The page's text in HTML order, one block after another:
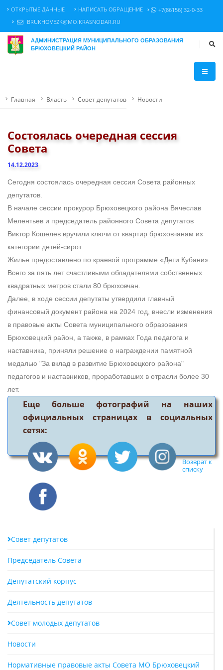
ОТКРЫТЫЕ ДАННЫЕ НАПИСАТЬ ОБРАЩЕНИЕ
+7(86156) 32-0-33
BRUKHOVEZK@MO.KRASNODAR.RU
АДМИНИСТРАЦИЯ МУНИЦИПАЛЬНОГО ОБРАЗОВАНИЯ
БРЮХОВЕЦКИЙ РАЙОН
Главная Власть Совет депутатов Новости
Совет депутатов
Председатель Совета
Депутатский корпус
Деятельность депутатов
Совет молодых депутатов
Новости
Нормативные правовые акты Совета МО Брюховецкий
Состоялась очередная сессия
Совета
14.12.2023
Сегодня состоялась очередная сессия Совета районных
депутатов.
В начале сессии прокурор Брюховецкого района Вячеслав
Мелентьев и председатель районного Совета депутатов
Виктор Кошелев вручили ключи от квартир брюховчанам из
категории детей-сирот.
Жилье предоставлено по краевой программе «Дети Кубани».
Всего за пять лет счастливыми обладателями собственных
квадратных метров стали 80 брюховчан.
Далее, в ходе сессии депутаты утвердили главный
финансовый документ района на 2024 год, внесли изменения
в правовые акты Совета муниципального образования
Брюховецкий район, а также, в рамках Года педагога и
наставника, приняли решение о награждении памятной
медалью "За вклад в развитие Брюховецкого района"
педагогов и наставников, проработавших в отрасли более 30
лет.
Еще больше фотографий на наших
официальных страницах в социальных
сетях:
Возврат к
списку